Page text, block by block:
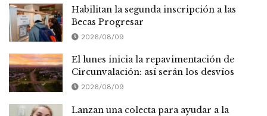
Habilitan la segunda inscripción a las
Becas Progresar
2026/08/09
El lunes inicia la repavimentación de
Circunvalación: así serán los desvíos
2026/08/09
Lanzan una colecta para ayudar a la